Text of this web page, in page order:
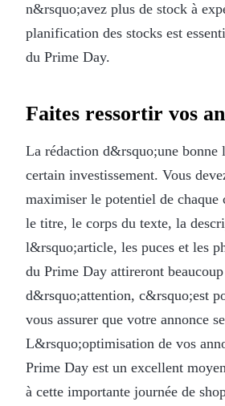
n&rsquo;avez plus de stock à
planification des stocks est
du Prime Day.
Faites ressortir vos
La rédaction d&rsquo;une bonne
certain investissement. Vous
maximiser le potentiel de chaque
le titre, le corps du texte, la
l&rsquo;article, les puces et les
du Prime Day attireront beaucoup
d&rsquo;attention, c&rsquo;est
vous assurer que votre annonce
L&rsquo;optimisation de vos
Prime Day est un excellent
à cette importante journée de